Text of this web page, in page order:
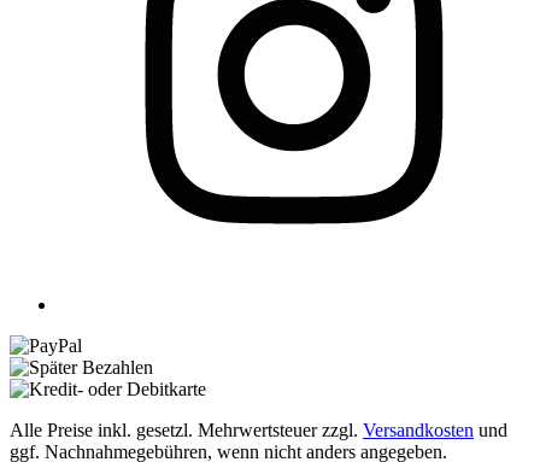
Alle Preise inkl. gesetzl. Mehrwertsteuer zzgl. Versandkosten und
ggf. Nachnahmegebühren, wenn nicht anders angegeben.